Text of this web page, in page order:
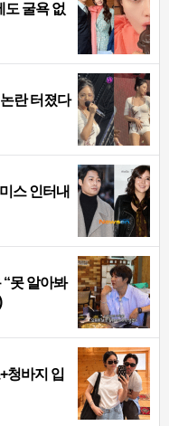
도 굴욕 없
란 터졌다
스 인터내
못 알아봐
청바지 입